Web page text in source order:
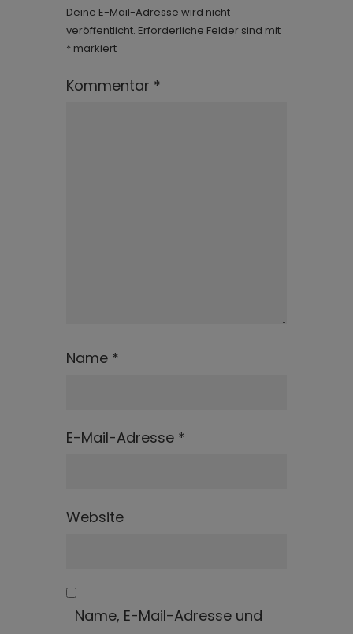
Deine E-Mail-Adresse wird nicht
veröffentlicht. Erforderliche Felder sind mit
* markiert
Kommentar *
Name *
E-Mail-Adresse *
Website
Name, E-Mail-Adresse und